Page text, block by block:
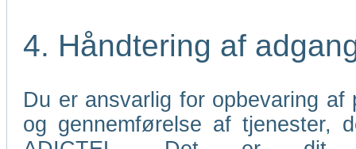
4. Håndtering af
Du er ansvarlig for opbevaring
og gennemførelse af tjenester,